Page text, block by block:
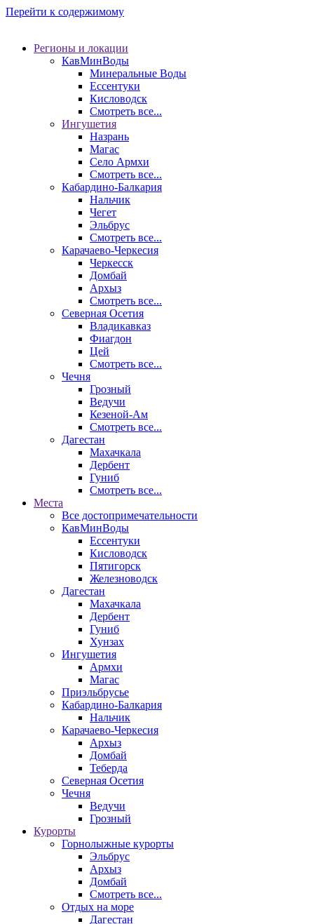
Перейти к содержимому
Регионы и локации
КавМинВоды
Минеральные Воды
Ессентуки
Кисловодск
Смотреть все...
Ингушетия
Назрань
Магас
Село Армхи
Смотреть все...
Кабардино-Балкария
Нальчик
Чегет
Эльбрус
Смотреть все...
Карачаево-Черкесия
Черкесск
Домбай
Архыз
Смотреть все...
Северная Осетия
Владикавказ
Фиагдон
Цей
Смотреть все...
Чечня
Грозный
Ведучи
Кезеной-Ам
Смотреть все...
Дагестан
Махачкала
Дербент
Гуниб
Смотреть все...
Места
Все достопримечательности
КавМинВоды
Ессентуки
Кисловодск
Пятигорск
Железноводск
Дагестан
Махачкала
Дербент
Гуниб
Хунзах
Ингушетия
Армхи
Магас
Приэльбрусье
Кабардино-Балкария
Нальчик
Карачаево-Черкесия
Архыз
Домбай
Теберда
Северная Осетия
Чечня
Ведучи
Грозный
Курорты
Горнолыжные курорты
Эльбрус
Архыз
Домбай
Смотреть все...
Отдых на море
Дагестан